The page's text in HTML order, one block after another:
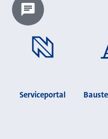
Chatbot laden?
Serviceportal